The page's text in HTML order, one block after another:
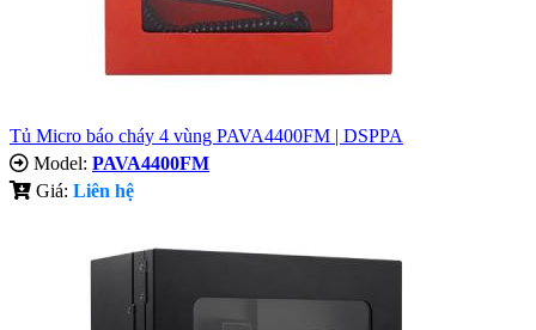
Tủ Micro báo cháy 4 vùng PAVA4400FM | DSPPA
Model: PAVA4400FM
Giá: Liên hệ